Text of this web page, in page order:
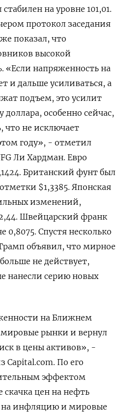
​на уровне ⁠101,01.
протокол заседания
показал, что
высокой
«Если напряженность на
и дальше усиливаться, ​а
подъем, это усилит
особенно сейчас,
что не исключает
году», - отметил
Ли ‌Хардман. Евро
Британский фунт был
$1,3385. Японская
изменений,
Швейцарский франк
0,8075. Спустя ‌несколько
объявил, что мирное
не действует,
нанесли серию новых
на Ближнем
мировые рынки и вернул
в цены активов», -
Capital.com. По его
эффектом
скачка ​цен на нефть
на инфляцию и мировые